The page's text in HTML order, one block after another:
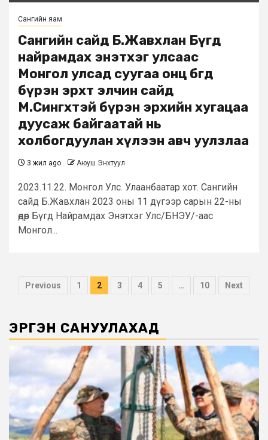
Сангийн яам
Сангийн сайд Б.Жавхлан Бүгд
найрамдах энэтхэг улсаас
Монгол улсад суугаа онц бөгөөд
бүрэн эрхт элчин сайд
М.Сингхтэй бүрэн эрхийн хугацаа
дуусаж байгаатай нь
холбогдуулан хүлээн авч уулзлаа
3 жил ago Аюуш Энхтуул
2023.11.22. Монгол Улс. Улаанбаатар хот. Сангийн
сайд Б.Жавхлан 2023 оны 11 дүгээр сарын 22-ны
өдөр Бүгд Найрамдах Энэтхэг Улс/БНЭУ/-аас
Монгол...
Posts
Previous 1 2 3 4 5 … 10 Next
ЭРГЭН САНУУЛАХАД